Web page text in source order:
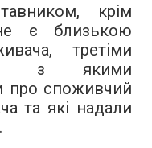
крім
є близькою
третіми
з якими
про споживчий
та які надали